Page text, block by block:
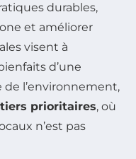
durables,
et améliorer
visent à
d’une
l’environnement,
prioritaires, où
n’est pas